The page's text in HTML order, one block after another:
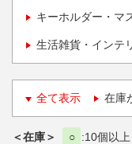
キーホルダー・マ
生活雑貨・インテ
全て表示 在庫
＜在庫＞ ○ 10個以上